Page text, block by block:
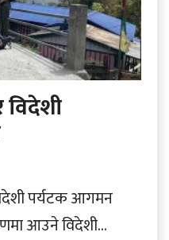
पर्यटक आगमन
आउने विदेशी